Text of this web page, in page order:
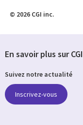
© 2026 CGI inc.
En savoir plus sur CGI
Suivez notre actualité
Inscrivez-vous